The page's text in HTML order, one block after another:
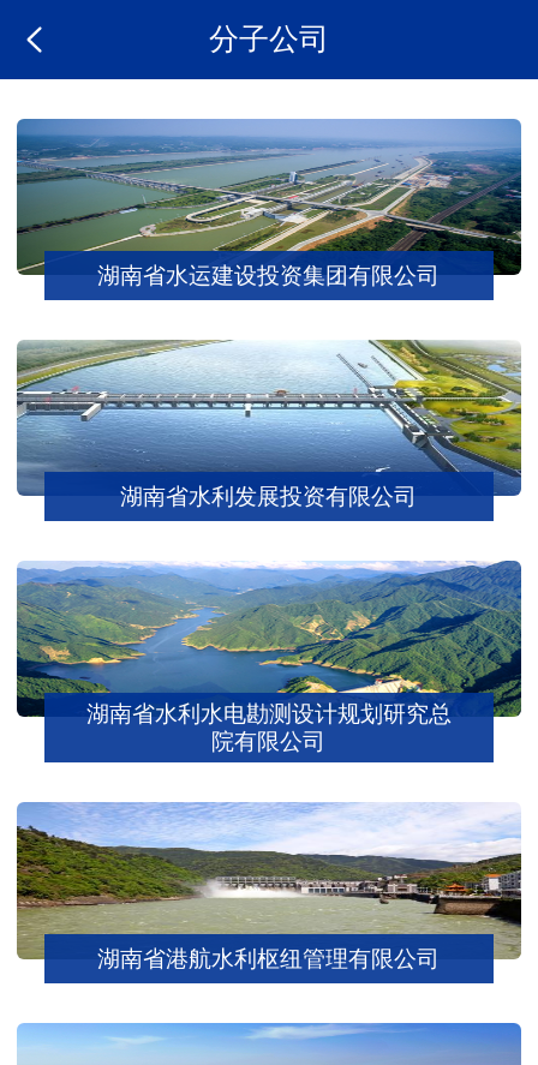
分子公司
湖南省水运建设投资集团有限公司
湖南省水利发展投资有限公司
湖南省水利水电勘测设计规划研究总
院有限公司
湖南省港航水利枢纽管理有限公司